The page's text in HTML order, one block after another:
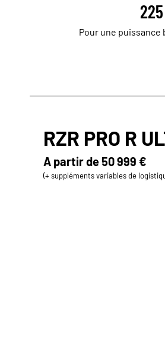
Pour une
RZR PRO R
A partir de50 999 €
(+ suppléments variables de